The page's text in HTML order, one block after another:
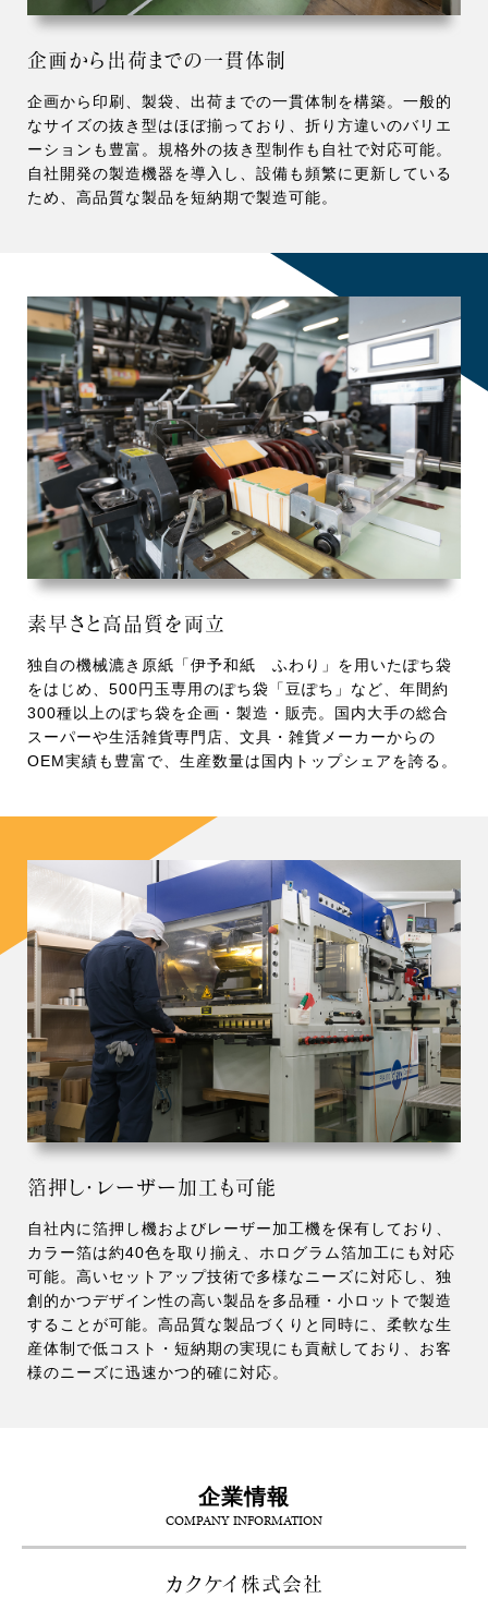
企画から出荷までの一貫体制
企画から印刷、製袋、出荷までの一貫体制を構築。一般的
なサイズの抜き型はほぼ揃っており、折り方違いのバリエ
ーションも豊富。規格外の抜き型制作も自社で対応可能。
自社開発の製造機器を導入し、設備も頻繁に更新している
ため、高品質な製品を短納期で製造可能。
素早さと高品質を両立
独自の機械漉き原紙「伊予和紙 ふわり」を用いたぽち袋
をはじめ、500円玉専用のぽち袋「豆ぽち」など、年間約
300種以上のぽち袋を企画・製造・販売。国内大手の総合
スーパーや生活雑貨専門店、文具・雑貨メーカーからの
OEM実績も豊富で、生産数量は国内トップシェアを誇る。
箔押し・レーザー加工も可能
自社内に箔押し機およびレーザー加工機を保有しており、
カラー箔は約40色を取り揃え、ホログラム箔加工にも対応
可能。高いセットアップ技術で多様なニーズに対応し、独
創的かつデザイン性の高い製品を多品種・小ロットで製造
することが可能。高品質な製品づくりと同時に、柔軟な生
産体制で低コスト・短納期の実現にも貢献しており、お客
様のニーズに迅速かつ的確に対応。
企業情報
COMPANY INFORMATION
カクケイ株式会社